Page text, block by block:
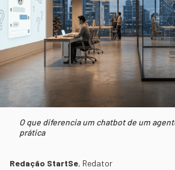
O que diferencia um chatbot de um
prática
Redação StartSe, Redator